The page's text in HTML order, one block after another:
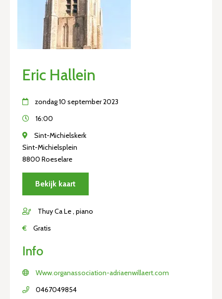
Eric Hallein
zondag 10 september 2023
16:00
Sint-Michielskerk
Sint-Michielsplein
8800 Roeselare
Bekijk kaart
Thuy Ca Le , piano
€
Gratis
Info
Www.organassociation-adriaenwillaert.com
0467049854